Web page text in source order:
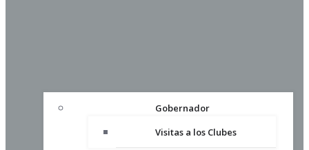
Gobernador
Visitas a los Clubes